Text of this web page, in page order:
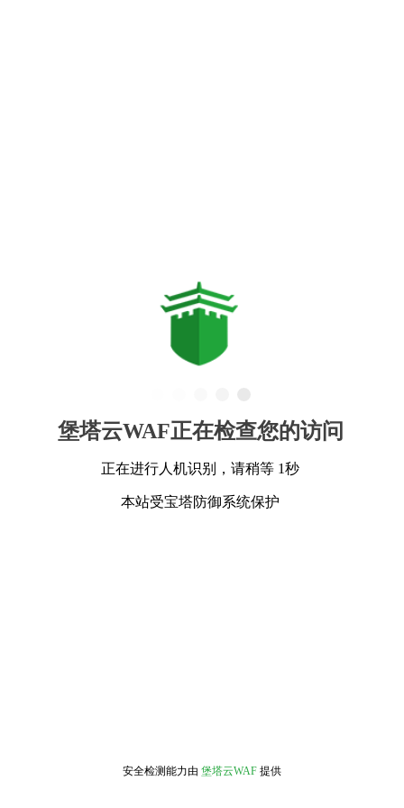
堡塔云WAF正在检查您的访问
正在进行人机识别，请稍等 1秒
本站受宝塔防御系统保护
安全检测能力由 堡塔云WAF 提供